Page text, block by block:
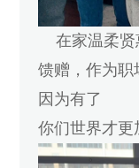
在家温柔
馈赠，作为职
因为有了
你们世界才更